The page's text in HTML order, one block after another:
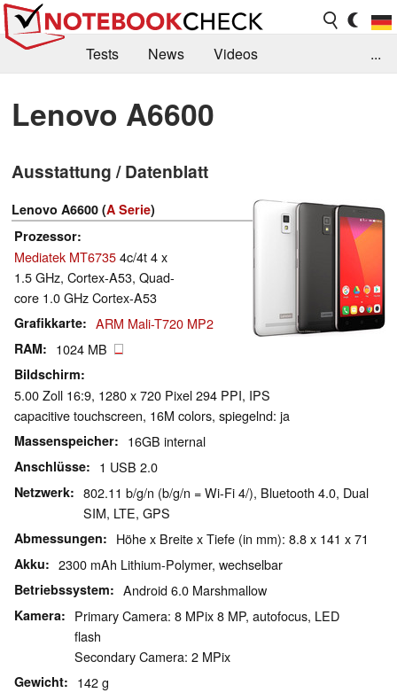
Tests News
Videos
Kaufberatung
Deals Suche
Forum
...
Lenovo A6600
Ausstattung / Datenblatt
Lenovo A6600 (A Serie)
Prozessor
Mediatek MT67354c/4t 4 x
1.5 GHz, Cortex-A53, Quad-
core 1.0 GHz Cortex-A53
Grafikkarte ARM Mali-T720 MP2
RAM 1024 MB
Bildschirm
5.00 Zoll 16:9, 1280 x 720 Pixel 294 PPI, IPS
capacitive touchscreen, 16M colors, spiegelnd: ja
Massenspeicher 16GB internal
Anschlüsse 1 USB 2.0
Netzwerk
802.11 b/g/n (b/g/n = Wi-Fi 4/), Bluetooth 4.0, Dual
SIM, LTE, GPS
Abmessungen Höhe x Breite x Tiefe (in mm): 8.8 x 141 x 71
Akku 2300 mAh Lithium-Polymer, wechselbar
Betriebssystem Android 6.0 Marshmallow
Kamera
Primary Camera: 8 MPix 8 MP, autofocus, LED
flash
Secondary Camera: 2 MPix
Gewicht 142 g